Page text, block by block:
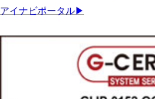
アイナビポータル▶